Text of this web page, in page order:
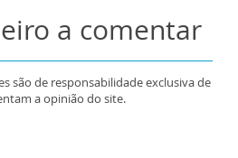
a comentar
são de responsabilidade exclusiva de
a opinião do site.